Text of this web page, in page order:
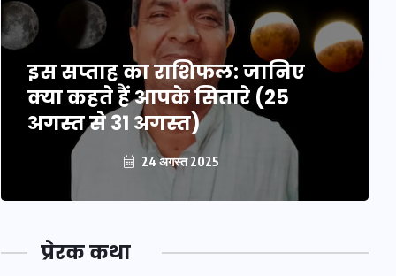
इस सप्ताह का राशिफल: जानिए
क्या कहते हैं आपके सितारे (25
अगस्त से 31 अगस्त)
24 अगस्त 2025
प्रेरक कथा